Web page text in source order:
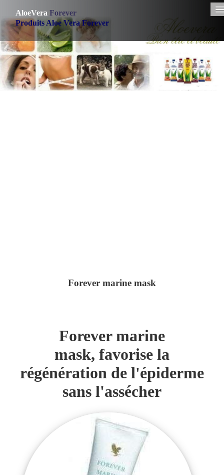
AloeVera Forever
Produits Aloe Vera Forever
Accueil
Produits Forever
Commander▼
Forever marine mask
Forever marine
mask, favorise la
régénération de l'épiderme
sans l'assécher